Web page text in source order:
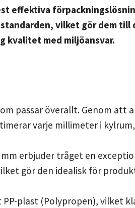
effektiva
vilket gör dem till
kvalitet med miljöansvar.
passar överallt. Genom att
varje millimeter i
erbjuder tråget en
gör den idealisk för
plast (Polypropen), vilket